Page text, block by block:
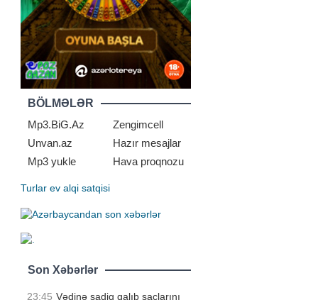
BÖLMƏLƏR
Mp3.BiG.Az
Zengimcell
Unvan.az
Hazır mesajlar
Mp3 yukle
Hava proqnozu
Turlar ev alqi satqisi
Son Xəbərlər
23:45 Vədinə sadiq qalıb saçlarını